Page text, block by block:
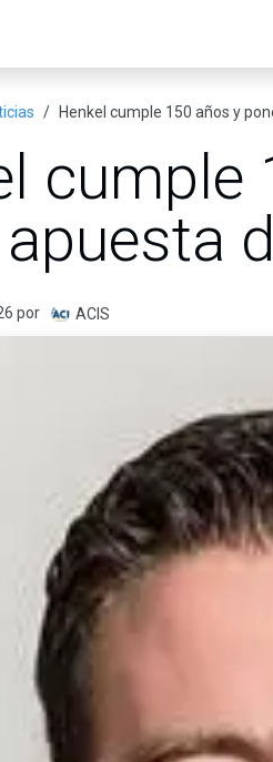
Henkel cumple 150 años y
cumple
por ACIS